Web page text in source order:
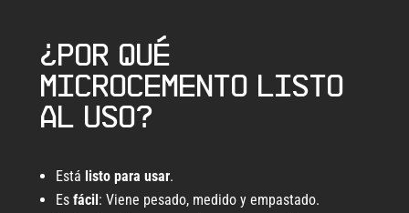
¿Por qué
microcemento listo
al uso?
Está listo para usar.
Esfácil: Viene pesado, medido y empastado.